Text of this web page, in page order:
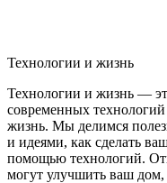
Технологии и жизнь
Технологии и жизнь —
современных
жизнь. Мы делимся
и идеями, как сделать
помощью технологий.
могут улучшить ваш дом,